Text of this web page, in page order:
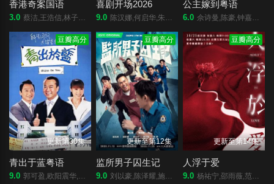
香港奇案国语
3.0 蔡洁,王浩信,林子善,岑珈其,洪浚嘉,何珮瑜,吴志雄,张建声,徐浩昌,彭皓锋,陈佳宁,苏宸褕,陈颖进,丘子健,陈欣妍,白柳嫣 ,柯乃予,何华超,邹文正
喜剧开场2026
9.0 陈汉娜,何启华,朱柏谦,杨乐文,陈子丰,鲁文杰,黃欣,王智德,林千渟,何洛瑶,许月湘,巢嘉伦
公主嫁到粤语
6.0 佘诗曼,陈豪,钟嘉欣,陈法拉,马国明,黄浩然,关菊英,李香琴,阮兆祥
豆瓣高分
更新第30集
青出于蓝粤语
9.0 郭可盈,欧阳震华,陶大宇,程可为,杨思琦,甄志强,秦沛,周永恒,胡枫,吕珊
豆瓣高分
更新至第12集
监所男子囚生记
9.0 刘以豪,陈泽耀,施名帅,张轩睿,邱以太,詹子萱,睦媄,杨祐宁,郭子乾
豆瓣高分
更新至第14集
人浮于爱
9.0 杨祐宁,邵雨薇,范少勋,宋芸桦,简嫚书